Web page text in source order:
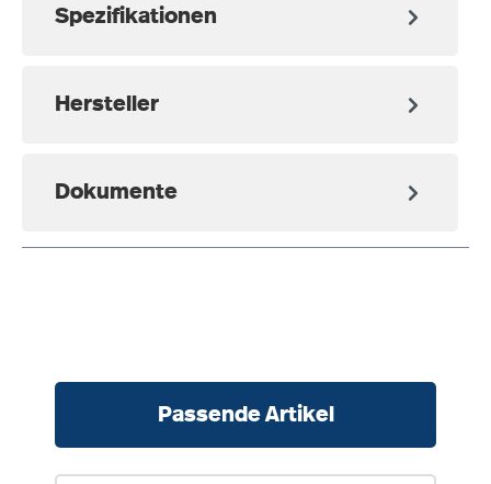
Spezifikationen
Hersteller
Dokumente
Passende Artikel